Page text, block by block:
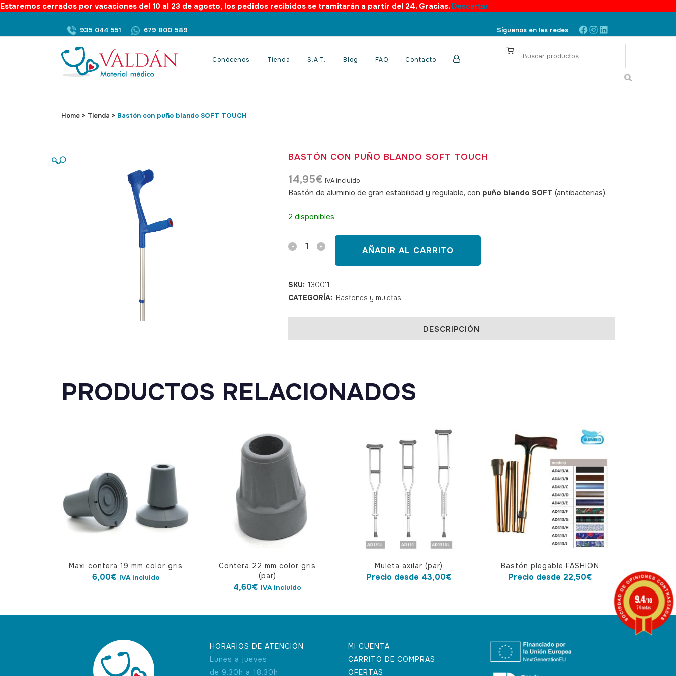
Estaremos cerrados por vacaciones del 10 al 23 de agosto, los pedidos recibidos se tramitarán a partir del 24. Gracias. Descartar
935 044 551 679 800 589 Síguenos en las redes Facebook
Instagram
LinkedIn
S
Conócenos Tienda S.A.T. Blog FAQ Contacto
Home > Tienda > Bastón con puño blando SOFT TOUCH
🔍 BASTÓN CON PUÑO BLANDO SOFT TOUCH
14,95€ IVA incluido
Bastón de aluminio de gran estabilidad y regulable, con puño blando SOFT (antibacterias).
2 disponibles
Bastón
puño
blando
TOUCH
AÑADIR AL CARRITO
SKU: 130011
CATEGORÍA: Bastones y muletas
DESCRIPCIÓN
PRODUCTOS RELACIONADOS
Maxi contera 19 mm color gris
6,00€ IVA incluido
Contera 22 mm color gris
(par)
4,60€ IVA incluido
producto
se
pueden
Muleta axilar (par)
Precio desde 43,00€
producto
pueden
Bastón plegable FASHION
Precio desde 22,50€
HORARIOS DE ATENCIÓN
Lunes a jueves
de 9.30h a 18.30h
MI CUENTA
CARRITO DE COMPRAS
OFERTAS
9.4/10
74 notas